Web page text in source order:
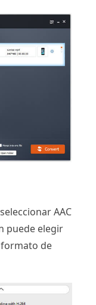
AAC
puede elegir
de